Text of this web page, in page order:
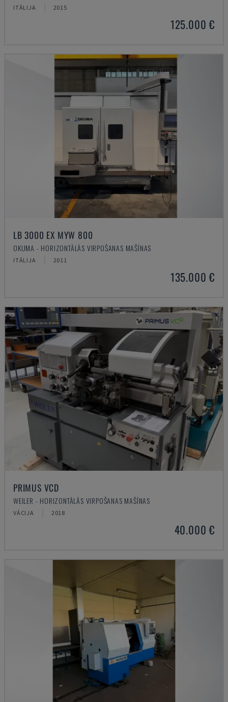
ITĀLIJA 2015
125.000 €
LB 3000 EX MYW 800
OKUMA - HORIZONTĀLĀS VIRPOŠANAS MAŠĪNAS
ITĀLIJA 2011
135.000 €
PRIMUS VCD
WEILER - HORIZONTĀLĀS VIRPOŠANAS MAŠĪNAS
VĀCIJA 2018
40.000 €